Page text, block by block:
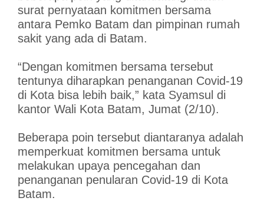
surat pernyataan komitmen bersama
antara Pemko Batam dan pimpinan rumah
sakit yang ada di Batam.
“Dengan komitmen bersama tersebut
tentunya diharapkan penanganan Covid-19
di Kota bisa lebih baik,” kata Syamsul di
kantor Wali Kota Batam, Jumat (2/10).
Beberapa poin tersebut diantaranya adalah
memperkuat komitmen bersama untuk
melakukan upaya pencegahan dan
penanganan penularan Covid-19 di Kota
Batam.